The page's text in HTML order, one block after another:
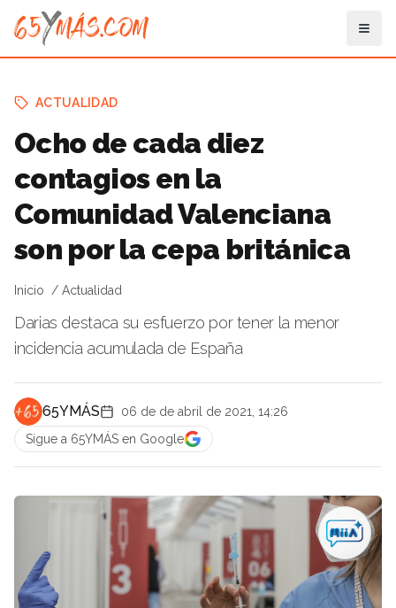
ACTUALIDAD
Ocho de cada diez
contagios en la
Comunidad Valenciana
son por la cepa británica
Inicio Actualidad
Darias destaca su esfuerzo por tener la menor
incidencia acumulada de España
65YMÁS
06 de de abril de 2021, 14:26
Sigue a 65YMÁS en Google